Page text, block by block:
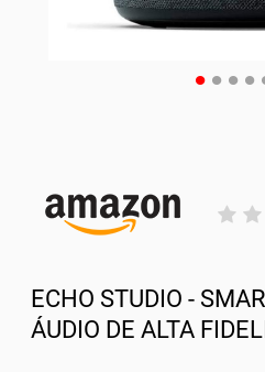
ECHO STUDIO -
ÁUDIO DE ALTA